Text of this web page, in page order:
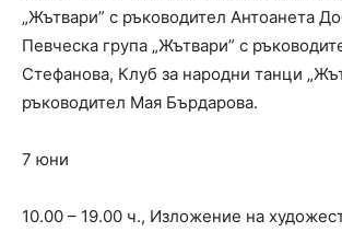
„Жътвари” с ръководител Антоанета
Певческа група „Жътвари” с
Стефанова, Клуб за народни танци
ръководител Мая Бърдарова.
7 юни
10.00 – 19.00 ч., Изложение на